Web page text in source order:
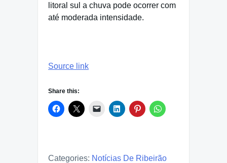
litoral sul a chuva pode ocorrer com
até moderada intensidade.
Source link
Share this:
Categories: Notícias De Ribeirão